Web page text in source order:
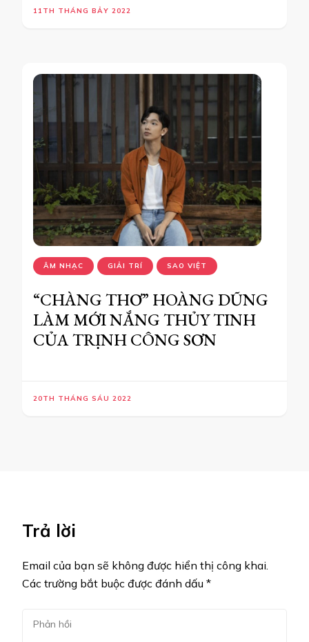
11TH THÁNG BẢY 2022
ÂM NHẠC GIẢI TRÍ SAO VIỆT
“CHÀNG THƠ” HOÀNG DŨNG
LÀM MỚI NẮNG THỦY TINH
CỦA TRỊNH CÔNG SƠN
20TH THÁNG SÁU 2022
Trả lời
Email của bạn sẽ không được hiển thị công khai.
Các trường bắt buộc được đánh dấu *